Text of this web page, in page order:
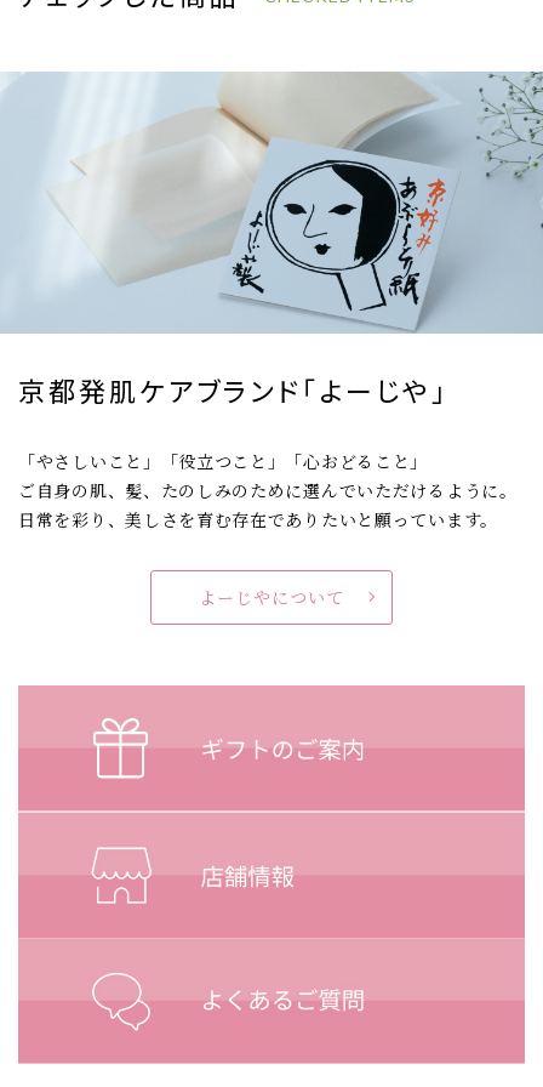
京都発肌ケアブランド「よーじや」
「やさしいこと」「役立つこと」「心おどること」
ご自身の肌、髪、たのしみのために選んでいただけるように。
日常を彩り、美しさを育む存在でありたいと願っています。
よーじやについて